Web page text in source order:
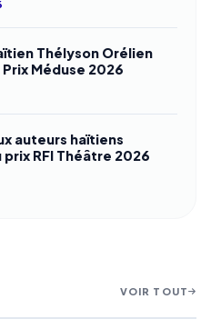
Thélyson Orélien
Méduse 2026
auteurs haïtiens
RFI Théâtre 2026
VOIR TOUT